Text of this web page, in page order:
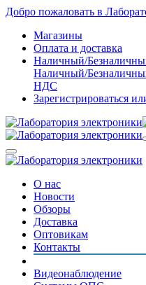
Добро пожаловать в
Магазины
Оплата и доставка
Наличный/
Наличный/
НДС
Зарегистрироваться
О нас
Новости
Обзоры
Доставка
Оптовикам
Контакты
Видеонаблюдение